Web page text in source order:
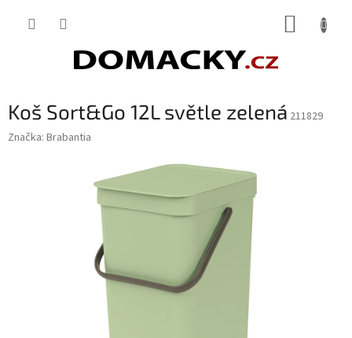
Koš Sort&Go 12L světle zelená 211829
Značka: Brabantia